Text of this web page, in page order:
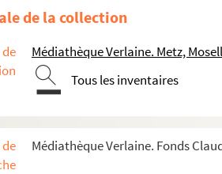
de la collection
Médiathèque Verlaine. Metz,
Tous les inventaires
Médiathèque Verlaine. Fonds
à rêver
- Esquisses